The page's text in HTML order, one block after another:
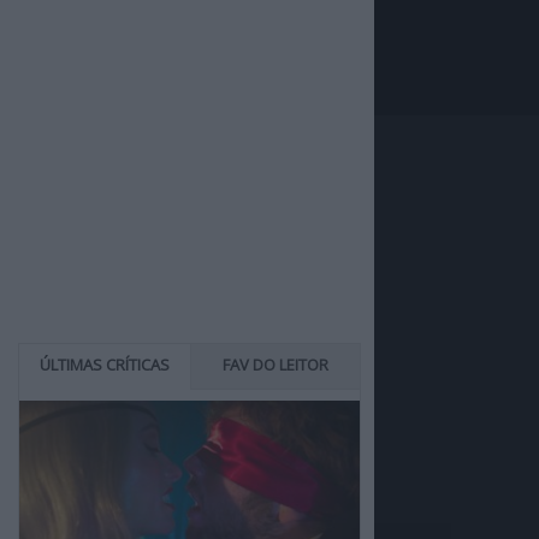
ÚLTIMAS CRÍTICAS FAV DO LEITOR